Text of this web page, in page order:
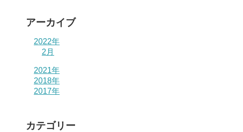
アーカイブ
2022年
2月
2021年
2018年
2017年
カテゴリー